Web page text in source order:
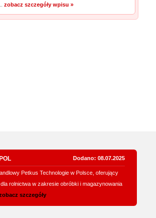
zobacz szczegóły wpisu »
Dodano: 08.07.2025
Petkus Technologie w Polsce, oferujący
rolnictwa w zakresie obróbki i magazynowania
szczegóły